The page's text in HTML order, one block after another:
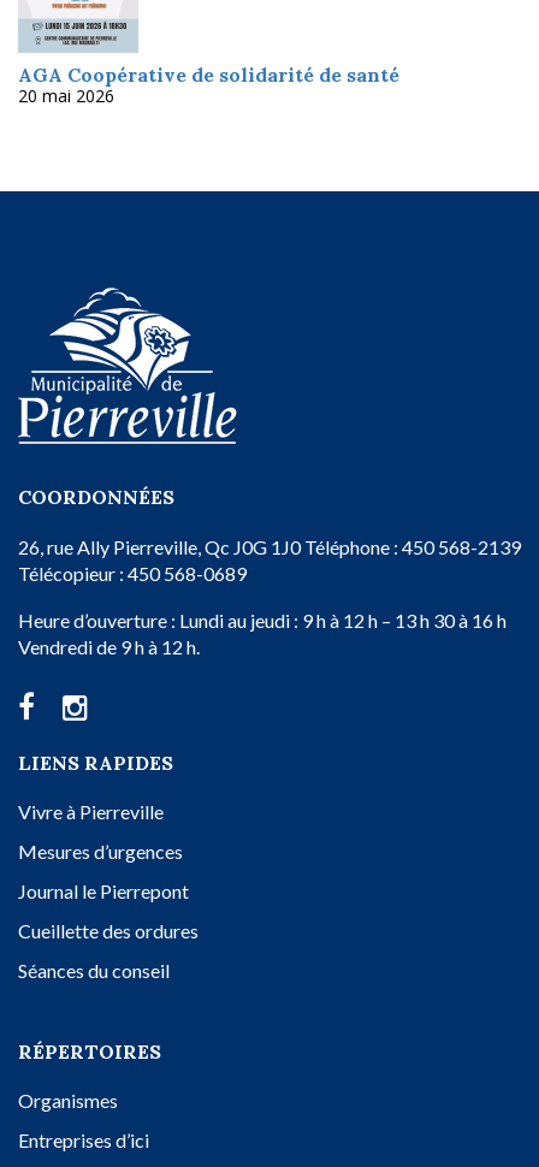
AGA Coopérative de solidarité de santé
20 mai 2026
COORDONNÉES
26, rue Ally Pierreville, Qc J0G 1J0Téléphone : 450 568-2139
Télécopieur : 450 568-0689
Heure d’ouverture : Lundi au jeudi : 9 h à 12 h – 13 h 30 à 16 h
Vendredi de 9 h à 12 h.
LIENS RAPIDES
Vivre à Pierreville
Mesures d’urgences
Journal le Pierrepont
Cueillette des ordures
Séances du conseil
RÉPERTOIRES
Organismes
Entreprises d’ici